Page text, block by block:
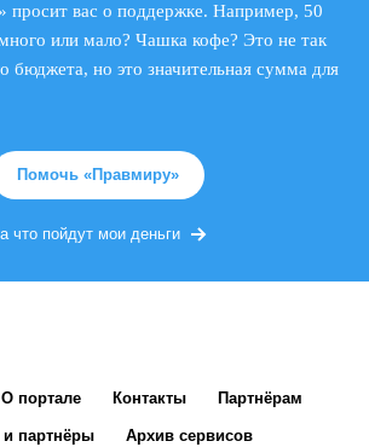
вас о поддержке. Например, 50
или мало? Чашка кофе? Это не так
бюджета, но это значительная сумма для
Помочь «Правмиру»
что пойдут мои деньги
О портале Контакты Партнёрам
и партнёры Архив сервисов